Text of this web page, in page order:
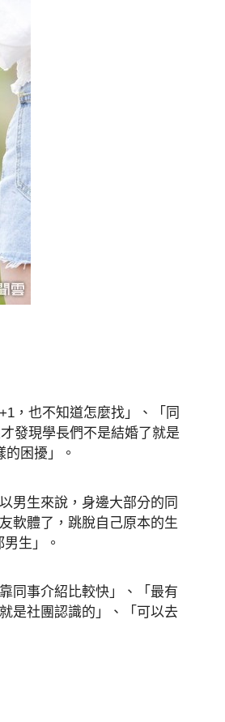
，也不知道怎麼找」、「同
發現學長們不是結婚了就是
困擾」。
男生來說，身邊大部分的同
軟體了，跳脫自己原本的生
生」。
同事介紹比較快」、「最有
是社團認識的」、「可以去